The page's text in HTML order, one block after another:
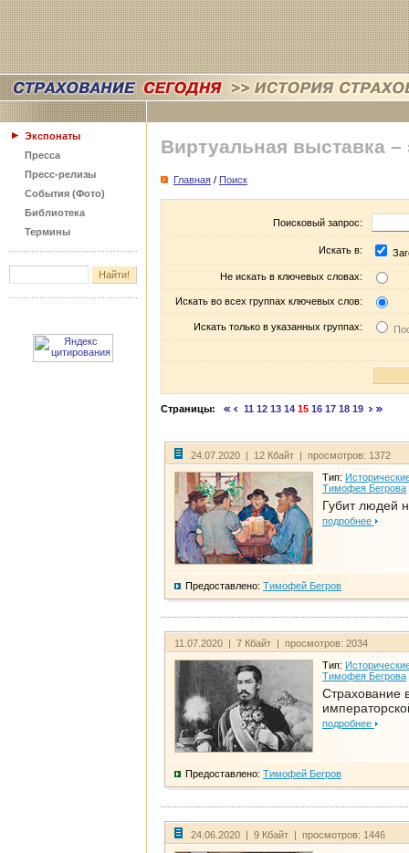
Экспонаты
Пресса
Пресс-релизы
События (Фото)
Библиотека
Термины
Виртуальная выставка –
Главная / Поиск
Поисковый запрос:
Искать в:
Не искать в ключевых словах:
Искать во всех группах ключевых слов:
Искать только в указанных группах:
Страницы: 11 12 13 14 15 16 17 18 19
24.07.2020 | 12 Кбайт | просмотров: 1372
Тип:
Тимофея Бегрова
Губит людей
подробнее
Предоставлено: Тимофей Бегров
11.07.2020 | 7 Кбайт | просмотров: 2034
Тип:
Тимофея Бегрова
Страхование
подробнее
Предоставлено: Тимофей Бегров
24.06.2020 | 9 Кбайт | просмотров: 1446